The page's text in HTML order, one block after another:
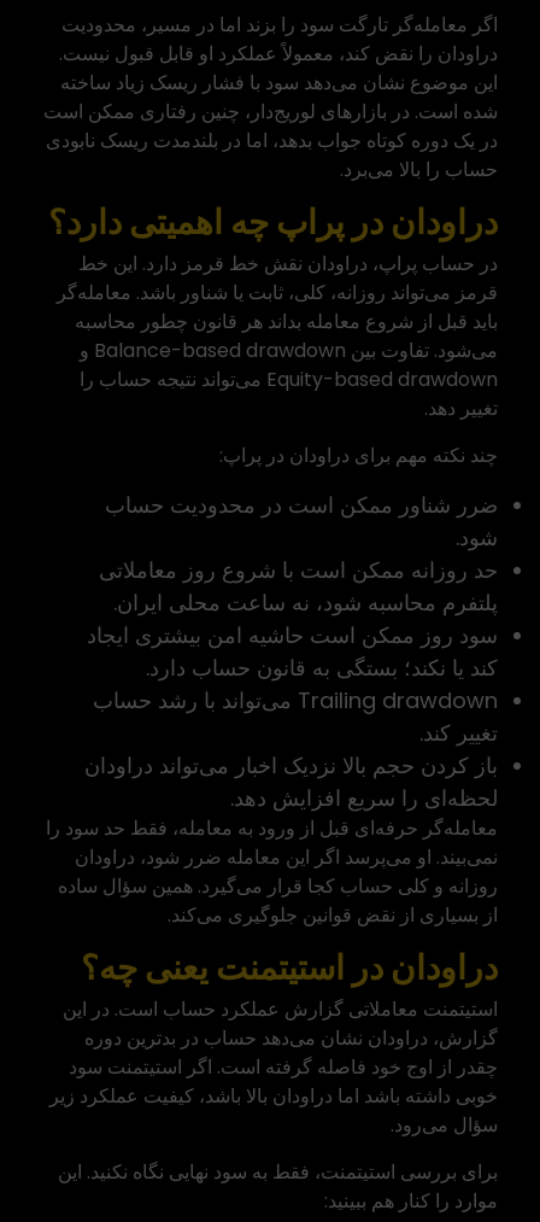
اگر معامله‌گر تارگت سود را بزند اما در مسیر، محدودیت
دراودان را نقض کند، معمولاً عملکرد او قابل قبول نیست.
این موضوع نشان می‌دهد سود با فشار ریسک زیاد ساخته
شده است. در بازارهای لوریج‌دار، چنین رفتاری ممکن است
در یک دوره کوتاه جواب بدهد، اما در بلندمدت ریسک نابودی
حساب را بالا می‌برد.
دراودان در پراپ چه اهمیتی دارد؟
در حساب پراپ، دراودان نقش خط قرمز دارد. این خط
قرمز می‌تواند روزانه، کلی، ثابت یا شناور باشد. معامله‌گر
باید قبل از شروع معامله بداند هر قانون چطور محاسبه
می‌شود. تفاوت بین Balance-based drawdown و
Equity-based drawdown می‌تواند نتیجه حساب را
تغییر دهد.
چند نکته مهم برای دراودان در پراپ:
ضرر شناور ممکن است در محدودیت حساب
شود.
حد روزانه ممکن است با شروع روز معاملاتی
پلتفرم محاسبه شود، نه ساعت محلی ایران.
سود روز ممکن است حاشیه امن بیشتری ایجاد
کند یا نکند؛ بستگی به قانون حساب دارد.
Trailing drawdown می‌تواند با رشد حساب
تغییر کند.
باز کردن حجم بالا نزدیک اخبار می‌تواند دراودان
لحظه‌ای را سریع افزایش دهد.
معامله‌گر حرفه‌ای قبل از ورود به معامله، فقط حد سود را
نمی‌بیند. او می‌پرسد اگر این معامله ضرر شود، دراودان
روزانه و کلی حساب کجا قرار می‌گیرد. همین سؤال ساده
از بسیاری از نقض قوانین جلوگیری می‌کند.
دراودان در استیتمنت یعنی چه؟
استیتمنت معاملاتی گزارش عملکرد حساب است. در این
گزارش، دراودان نشان می‌دهد حساب در بدترین دوره
چقدر از اوج خود فاصله گرفته است. اگر استیتمنت سود
خوبی داشته باشد اما دراودان بالا باشد، کیفیت عملکرد زیر
سؤال می‌رود.
برای بررسی استیتمنت، فقط به سود نهایی نگاه نکنید. این
موارد را کنار هم ببینید: